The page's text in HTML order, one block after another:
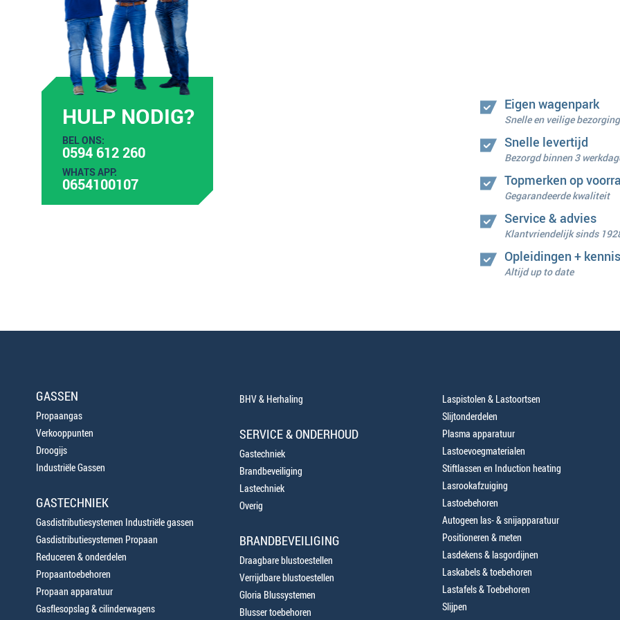
HULP NODIG?
BEL ONS:
0594 612 260
WHATS APP:
0654100107
Eigen wagenpark
Snelle en veilige bezorging
Snelle levertijd
Bezorgd binnen 3
Topmerken op
Gegarandeerde kwaliteit
Service & advies
Klantvriendelijk sinds
Opleidingen + kennis
Altijd up to date
GASSEN
Propaangas
Verkooppunten
Droogijs
Industriële Gassen
GASTECHNIEK
Gasdistributiesystemen Industriële gassen
Gasdistributiesystemen Propaan
Reduceren & onderdelen
Propaantoebehoren
Propaan apparatuur
Gasflesopslag & cilinderwagens
BHV & Herhaling
SERVICE & ONDERHOUD
Gastechniek
Brandbeveiliging
Lastechniek
Overig
BRANDBEVEILIGING
Draagbare blustoestellen
Verrijdbare blustoestellen
Gloria Blussystemen
Blusser toebehoren
Laspistolen & Lastoortsen
Slijtonderdelen
Plasma apparatuur
Lastoevoegmaterialen
Stiftlassen en Induction heating
Lasrookafzuiging
Lastoebehoren
Autogeen las- & snijapparatuur
Positioneren & meten
Lasdekens & lasgordijnen
Laskabels & toebehoren
Lastafels & Toebehoren
Slijpen